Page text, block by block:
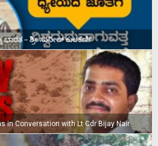
ಭಾರತ – ಶ್ರೀ ಸುನೀಲ್‌ ಕುಲಕರ್ಣಿ
in Conversation with Lt Cdr Bijay Nair